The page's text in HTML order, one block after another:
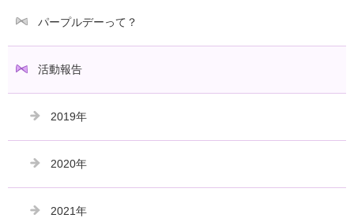
パープルデーって？
活動報告
2019年
2020年
2021年